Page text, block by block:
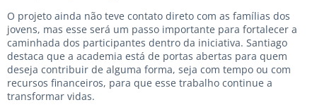
O projeto ainda não teve contato direto com as famílias dos
jovens, mas esse será um passo importante para fortalecer a
caminhada dos participantes dentro da iniciativa. Santiago
destaca que a academia está de portas abertas para quem
deseja contribuir de alguma forma, seja com tempo ou com
recursos financeiros, para que esse trabalho continue a
transformar vidas.